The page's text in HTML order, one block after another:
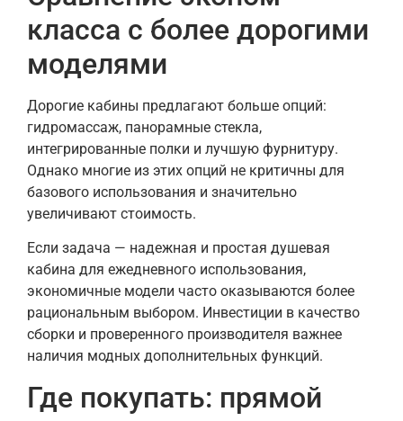
класса с более дорогими
моделями
Дорогие кабины предлагают больше опций:
гидромассаж, панорамные стекла,
интегрированные полки и лучшую фурнитуру.
Однако многие из этих опций не критичны для
базового использования и значительно
увеличивают стоимость.
Если задача — надежная и простая душевая
кабина для ежедневного использования,
экономичные модели часто оказываются более
рациональным выбором. Инвестиции в качество
сборки и проверенного производителя важнее
наличия модных дополнительных функций.
Где покупать: прямой